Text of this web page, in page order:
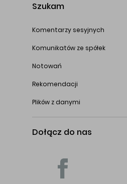
Szukam
Komentarzy sesyjnych
Komunikatów ze spółek
Notowań
Rekomendacji
Plików z danymi
Dołącz do nas